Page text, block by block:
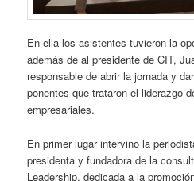
En ella los asistentes tuvieron la
además de al presidente de CIT,
responsable de abrir la jornada y
ponentes que trataron el liderazgo
empresariales.
En primer lugar intervino la
presidenta y fundadora de la
Leadership, dedicada a la